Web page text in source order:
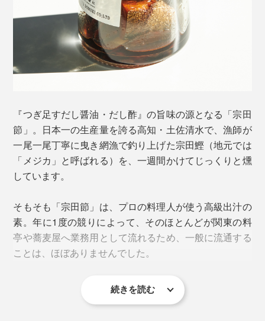
宗田鰹（そうだがつお）のしっかりとした旨味と、かす
かな燻しの風味が、口の中に広がって、食欲が刺激され
ます。
『つぎ足すだし醤油・だし酢』の旨味の源となる「宗田
節」。日本一の生産量を誇る高知・土佐清水で、漁師が
一尾一尾丁寧に曳き網漁で釣り上げた宗田鰹（地元では
「メジカ」と呼ばれる）を、一週間かけてじっくりと燻
しています。
そもそも「宗田節」は、プロの料理人が使う高級出汁の
素。年に1度の競りによって、そのほとんどが関東の料
亭や蕎麦屋へ業務用として流れるため、一般に流通する
ことは、ほぼありませんでした。
続きを読む